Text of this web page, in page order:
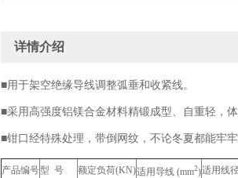
详情介绍
■用于架空绝缘导线调整弧垂和收紧线。
■采用高强度铝镁合金材料精锻成型、自重轻，体
■钳口经特殊处理，带倒网纹，不论冬夏都能牢
产品编号型 号 额定负荷(KN)适用导线 (mm2)适用线